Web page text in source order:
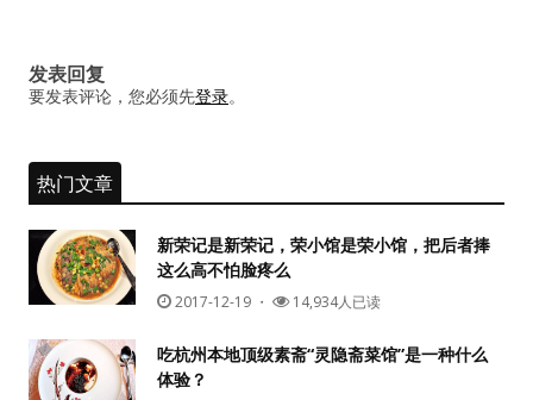
发表回复
要发表评论，您必须先登录。
热门文章
新荣记是新荣记，荣小馆是荣小馆，把后者捧
这么高不怕脸疼么
2017-12-19 ・ 14,934人已读
吃杭州本地顶级素斋“灵隐斋菜馆”是一种什么
体验？